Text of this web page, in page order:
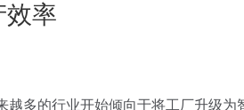
效率
越多的行业开始倾向于将工厂升级为